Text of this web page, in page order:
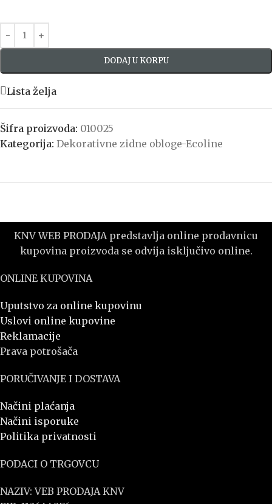
DODAJ U KORPU
Lista želja
Šifra proizvoda: 010025
Kategorija: Dekorativne zidne obloge-Ecoline
KNV WEB PRODAJA predstavlja online prodavnicu
kupovina proizvoda se odvija isključivo online.
ONLINE KUPOVINA
Uputstvo za online kupovinu
Uslovi online kupovine
Reklamacije
Prava potrošača
PORUČIVANJE I DOSTAVA
Načini plaćanja
Načini isporuke
Politika privatnosti
PODACI O TRGOVCU
NAZIV: VEB PRODAJA KNV